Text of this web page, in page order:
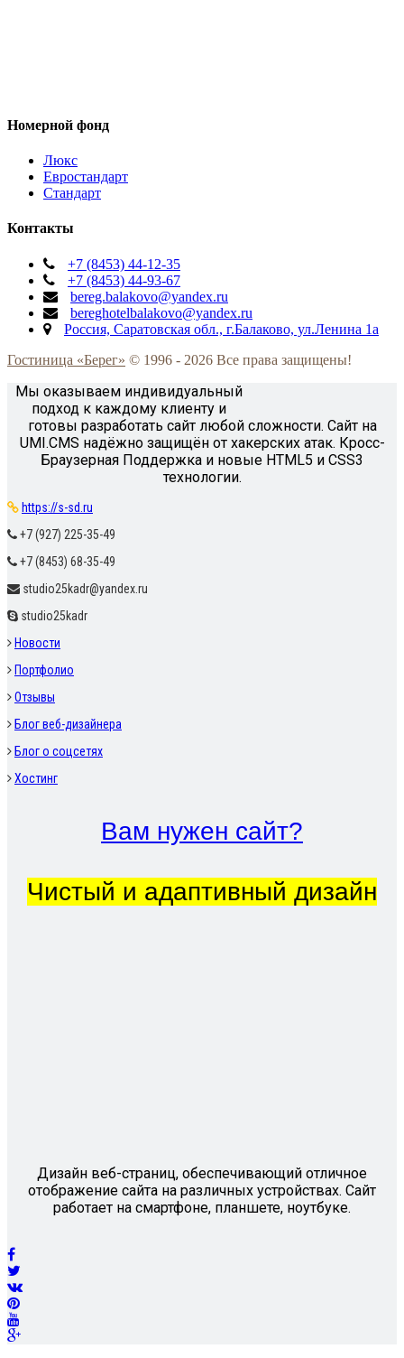
Номерной фонд
Люкс
Евростандарт
Стандарт
Контакты
+7 (8453) 44-12-35
+7 (8453) 44-93-67
bereg.balakovo@yandex.ru
bereghotelbalakovo@yandex.ru
Россия, Саратовская обл., г.Балаково, ул.Ленина 1а
Гостиница «Берег» © 1996 - 2026 Все права защищены!
Мы оказываем индивидуальный
подход к каждому клиенту и
готовы разработать сайт любой сложности. Сайт на
UMI.CMS надёжно защищён от хакерских атак. Кросс-
Браузерная Поддержка и новые HTML5 и CSS3
технологии.
https://s-sd.ru
+7 (927) 225-35-49
+7 (8453) 68-35-49
studio25kadr@yandex.ru
studio25kadr
Новости
Портфолио
Отзывы
Блог веб-дизайнера
Блог о соцсетях
Хостинг
Вам нужен сайт?
Чистый и адаптивный дизайн
Дизайн веб-страниц, обеспечивающий отличное
отображение сайта на различных устройствах. Сайт
работает на смартфоне, планшете, ноутбуке.